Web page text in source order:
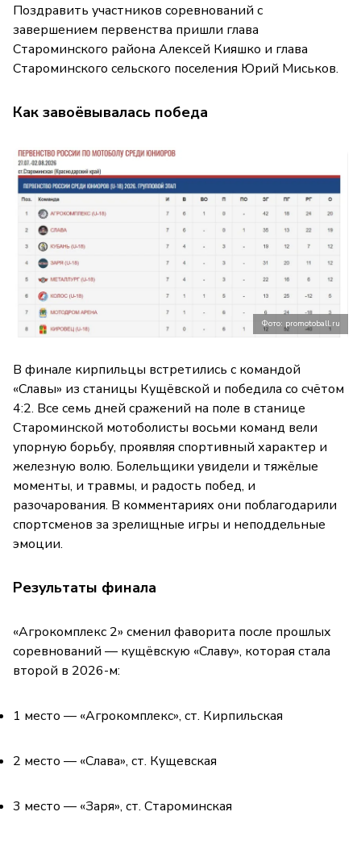
Поздравить участников соревнований с
завершением первенства пришли глава
Староминского района Алексей Кияшко и глава
Староминского сельского поселения Юрий Миськов.
Как завоёвывалась победа
Фото: promotoball.ru
В финале кирпильцы встретились с командой
«Славы» из станицы Кущёвской и победила со счётом
4:2. Все семь дней сражений на поле в станице
Староминской мотоболисты восьми команд вели
упорную борьбу, проявляя спортивный характер и
железную волю. Болельщики увидели и тяжёлые
моменты, и травмы, и радость побед, и
разочарования. В комментариях они поблагодарили
спортсменов за зрелищные игры и неподдельные
эмоции.
Результаты финала
«Агрокомплекс 2» сменил фаворита после прошлых
соревнований — кущёвскую «Славу», которая стала
второй в 2026-м:
1 место — «Агрокомплекс», ст. Кирпильская
2 место — «Слава», ст. Кущевская
3 место — «Заря», ст. Староминская